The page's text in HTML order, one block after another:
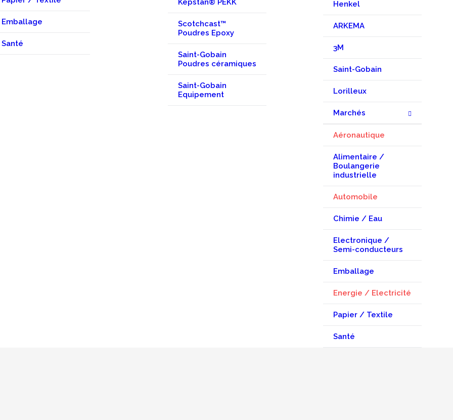
Emballage
Santé
Kepstan® PEKK
Scotchcast™
Poudres Epoxy
Saint-Gobain
Poudres céramiques
Saint-Gobain
Equipement
Henkel
ARKEMA
3M
Saint-Gobain
Lorilleux
Marchés
Aéronautique
Alimentaire /
Boulangerie
industrielle
Automobile
Chimie / Eau
Electronique /
Semi-conducteurs
Emballage
Energie / Electricité
Papier / Textile
Santé